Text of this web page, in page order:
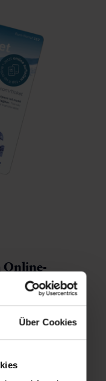
Über Cookies
Online-
sichern!